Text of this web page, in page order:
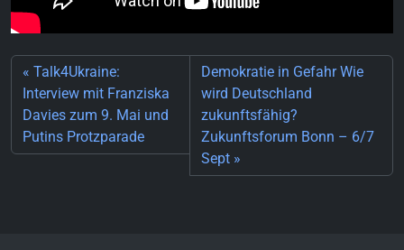
Talk4Ukraine:
Interview mit Franziska
Davies zum 9. Mai und
Putins Protzparade
Demokratie in Gefahr Wie
wird Deutschland
zukunftsfähig?
Zukunftsforum Bonn – 6/7
Sept